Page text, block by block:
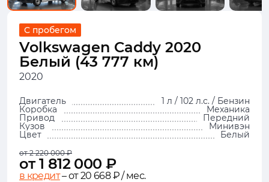
С пробегом
Volkswagen Caddy 2020
Белый (43 777 км)
2020
Двигатель 1 л / 102 л.с. / Бензин
Коробка Механика
Привод Передний
Кузов Минивэн
Цвет Белый
от 2 220 000 ₽
от 1 812 000 ₽
в кредит– от 20 668 ₽ / мес.